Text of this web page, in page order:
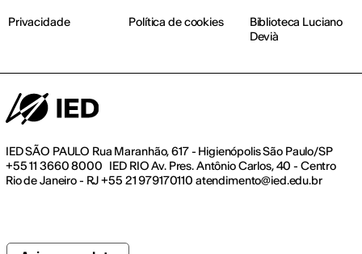
IED SÃO PAULO Rua Maranhão, 617 - Higienópolis São Paulo/SP
+55 11 3660 8000 IED RIO Av. Pres. Antônio Carlos, 40 - Centro
Rio de Janeiro - RJ +55 21 979170110 atendimento@ied.edu.br
Privacidade Política de cookies
Biblioteca Luciano
Devià